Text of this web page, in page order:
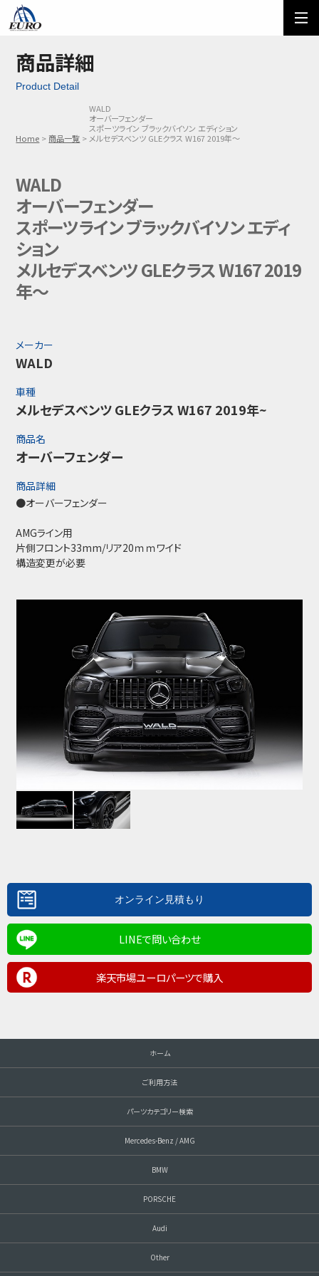
ご利用方法
メール問い合わせ
商品詳細
Product Detail
Home 商品一覧
WALD
オーバーフェンダー
スポーツライン ブラックバイソン エディション
メルセデスベンツ GLEクラス W167 2019年～
WALD
オーバーフェンダー
スポーツライン ブラックバイソン エディ
ション
メルセデスベンツ GLEクラス W167 2019
年～
メーカー
WALD
車種
メルセデスベンツ GLEクラス W167 2019年~
商品名
オーバーフェンダー
商品詳細
●オーバーフェンダー
AMGライン用
片側フロント33mm/リア20ｍｍワイド
構造変更が必要
LINEで問い合わせ
楽天市場ユーロパーツで購入
ホーム
ご利用方法
パーツカテゴリー検索
Mercedes-Benz / AMG
BMW
PORSCHE
Audi
Other